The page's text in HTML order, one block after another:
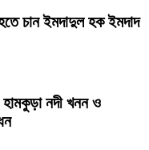
হতে চান ইমদাদুল হক ইমদাদ
হামকুড়া নদী খনন ও